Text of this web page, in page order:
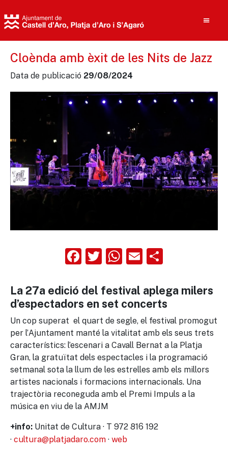
Cloènda amb èxit de les Nits de Jazz
Data de publicació 29/08/2024
Facebook
Twitter
WhatsApp
Email
La 27a edició del festival aplega milers
d’espectadors en set concerts
Un cop superat el quart de segle, el festival promogut
per l’Ajuntament manté la vitalitat amb els seus trets
característics: l’escenari a Cavall Bernat a la Platja
Gran, la gratuïtat dels espectacles i la programació
setmanal sota la llum de les estrelles amb els millors
artistes nacionals i formacions internacionals. Una
trajectòria reconeguda amb el Premi Impuls a la
música en viu de la AMJM
+info: Unitat de Cultura · T 972 816 192
· cultura@platjadaro.com · web